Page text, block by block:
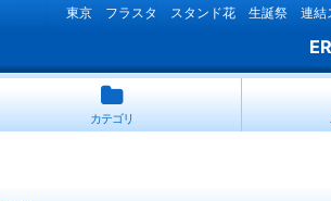
東京 フラスタ スタンド花 生誕祭 連結ス
カテゴリ